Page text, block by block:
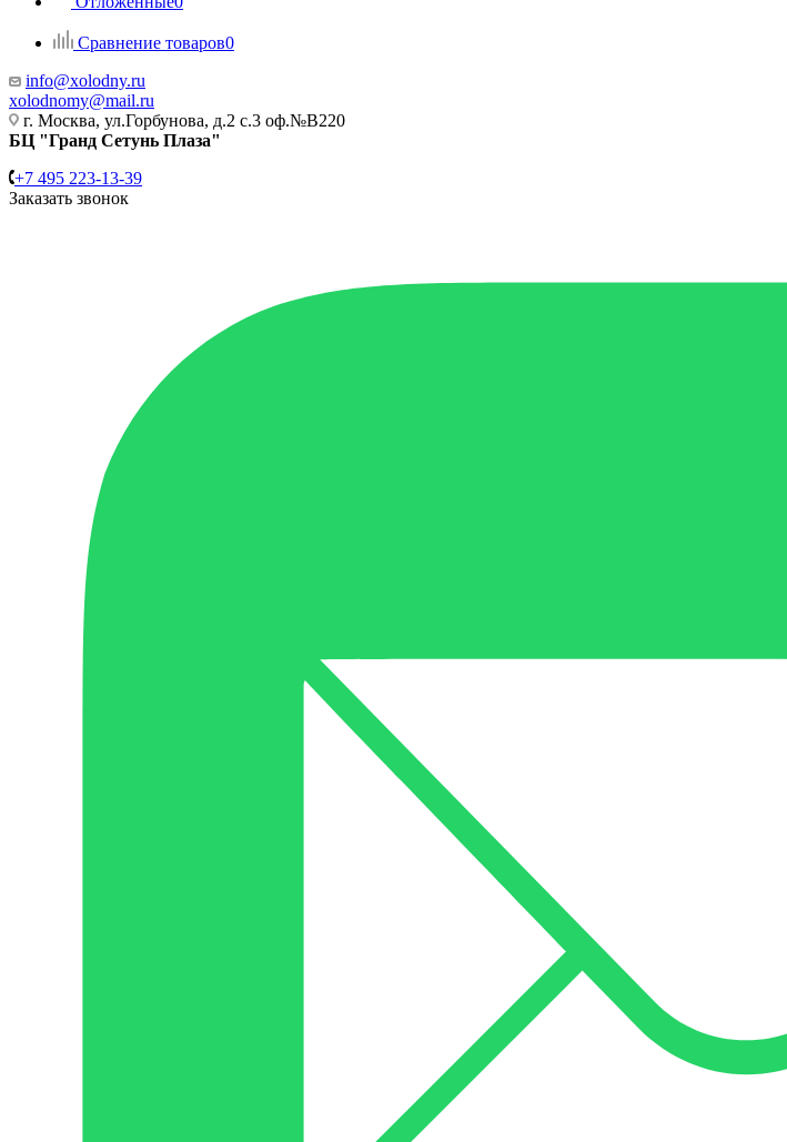
Сравнение товаров0
info@xolodny.ru
xolodnomy@mail.ru
г. Москва, ул.Горбунова, д.2 с.3 оф.№В220
БЦ "Гранд Сетунь Плаза"
+7 495 223-13-39
Заказать звонок